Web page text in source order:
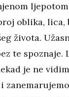
oblika,
života.
te spoznaje.
je ne